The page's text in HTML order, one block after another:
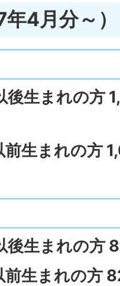
4月分～）
後生まれの方
前生まれの方
後生まれの方
前生まれの方